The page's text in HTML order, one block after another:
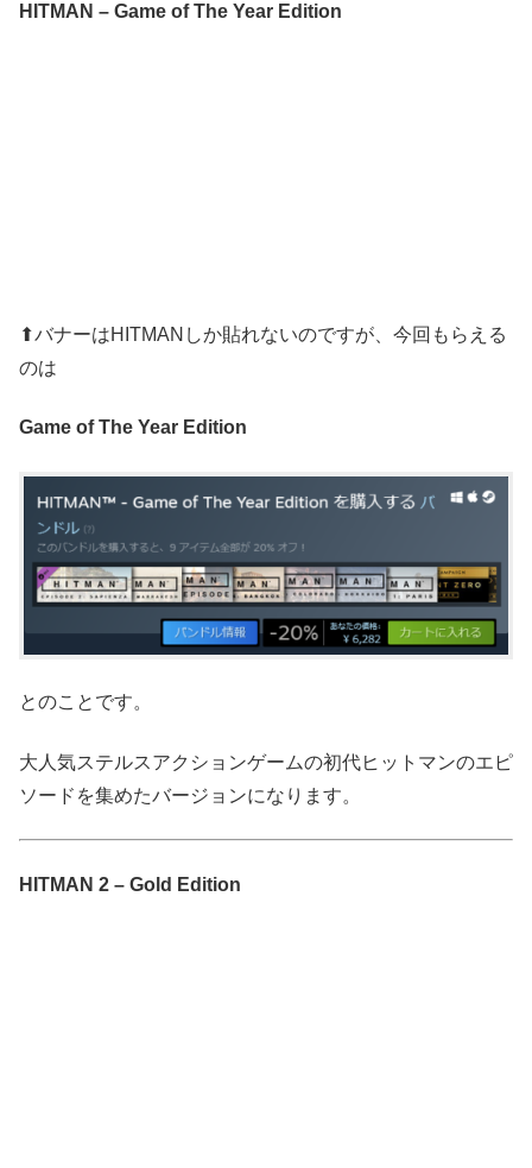
HITMAN – Game of The Year Edition
⬆バナーはHITMANしか貼れないのですが、今回もらえる
のは
Game of The Year Edition
とのことです。
大人気ステルスアクションゲームの初代ヒットマンのエピ
ソードを集めたバージョンになります。
HITMAN 2 – Gold Edition